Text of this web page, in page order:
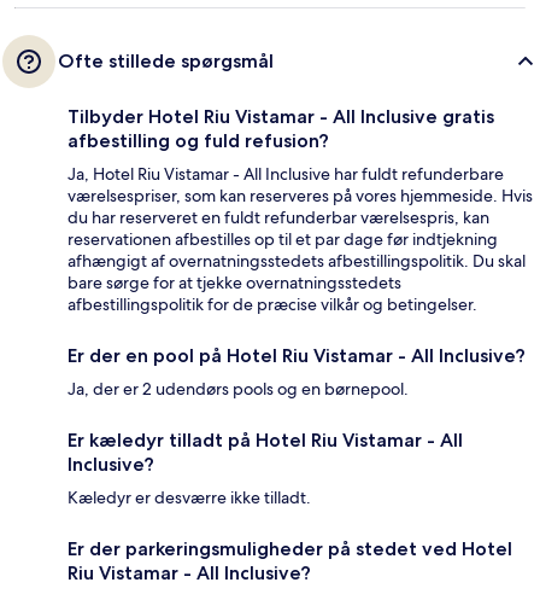
Ofte stillede spørgsmål
Tilbyder Hotel Riu Vistamar - All Inclusive gratis
afbestilling og fuld refusion?
Ja, Hotel Riu Vistamar - All Inclusive har fuldt refunderbare
værelsespriser, som kan reserveres på vores hjemmeside. Hvis
du har reserveret en fuldt refunderbar værelsespris, kan
reservationen afbestilles op til et par dage før indtjekning
afhængigt af overnatningsstedets afbestillingspolitik. Du skal
bare sørge for at tjekke overnatningsstedets
afbestillingspolitik for de præcise vilkår og betingelser.
Er der en pool på Hotel Riu Vistamar - All Inclusive?
Ja, der er 2 udendørs pools og en børnepool.
Er kæledyr tilladt på Hotel Riu Vistamar - All
Inclusive?
Kæledyr er desværre ikke tilladt.
Er der parkeringsmuligheder på stedet ved Hotel
Riu Vistamar - All Inclusive?